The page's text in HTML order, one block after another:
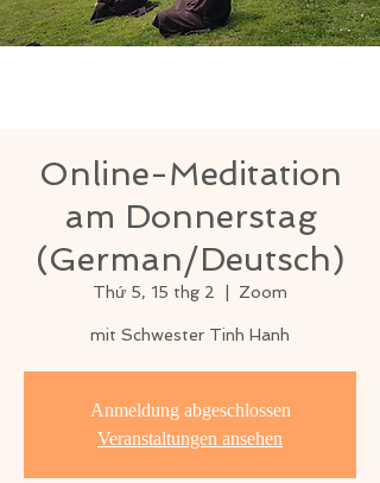
Online-Meditation
am Donnerstag
(German/Deutsch)
Thứ 5, 15 thg 2 Zoom
mit Schwester Tinh Hanh
Anmeldung abgeschlossen
Veranstaltungen ansehen